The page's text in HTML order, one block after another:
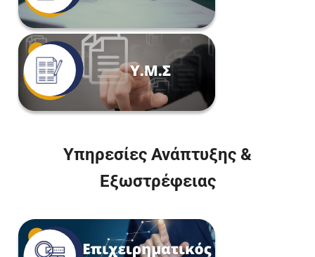
Υπηρεσίες Ανάπτυξης &
Εξωστρέφειας